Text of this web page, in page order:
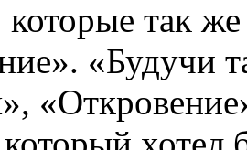
так
«Будучи